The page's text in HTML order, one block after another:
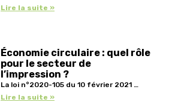
Lire la suite »
Économie circulaire : quel rôle
pour le secteur de
l’impression ?
La loi n°2020-105 du 10 février 2021 …
Lire la suite »